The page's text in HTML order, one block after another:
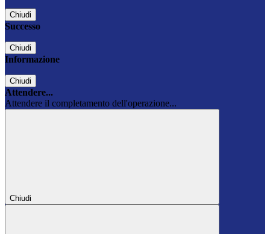
Chiudi
Successo
Chiudi
Informazione
Chiudi
Attendere...
Attendere il completamento dell'operazione...
Chiudi